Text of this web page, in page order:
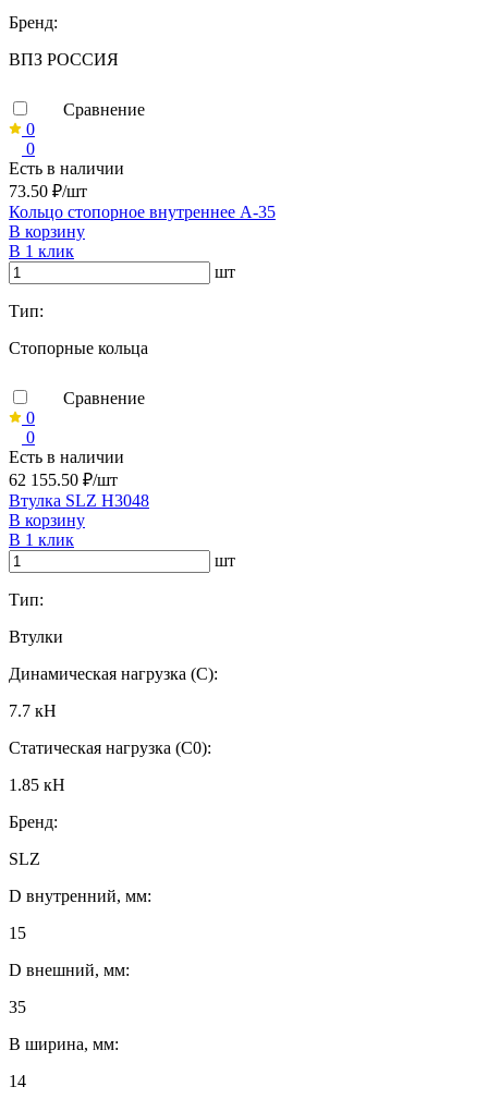
Бренд:
ВПЗ РОССИЯ
Сравнение
0
0
Есть в наличии
73.50 ₽/шт
Кольцо стопорное внутреннее А-35
В корзину
В 1 клик
шт
Тип:
Стопорные кольца
Сравнение
0
0
Есть в наличии
62 155.50 ₽/шт
Втулка SLZ H3048
В корзину
В 1 клик
шт
Тип:
Втулки
Динамическая нагрузка (C):
7.7 кН
Статическая нагрузка (C0):
1.85 кН
Бренд:
SLZ
D внутренний, мм:
15
D внешний, мм:
35
B ширина, мм:
14